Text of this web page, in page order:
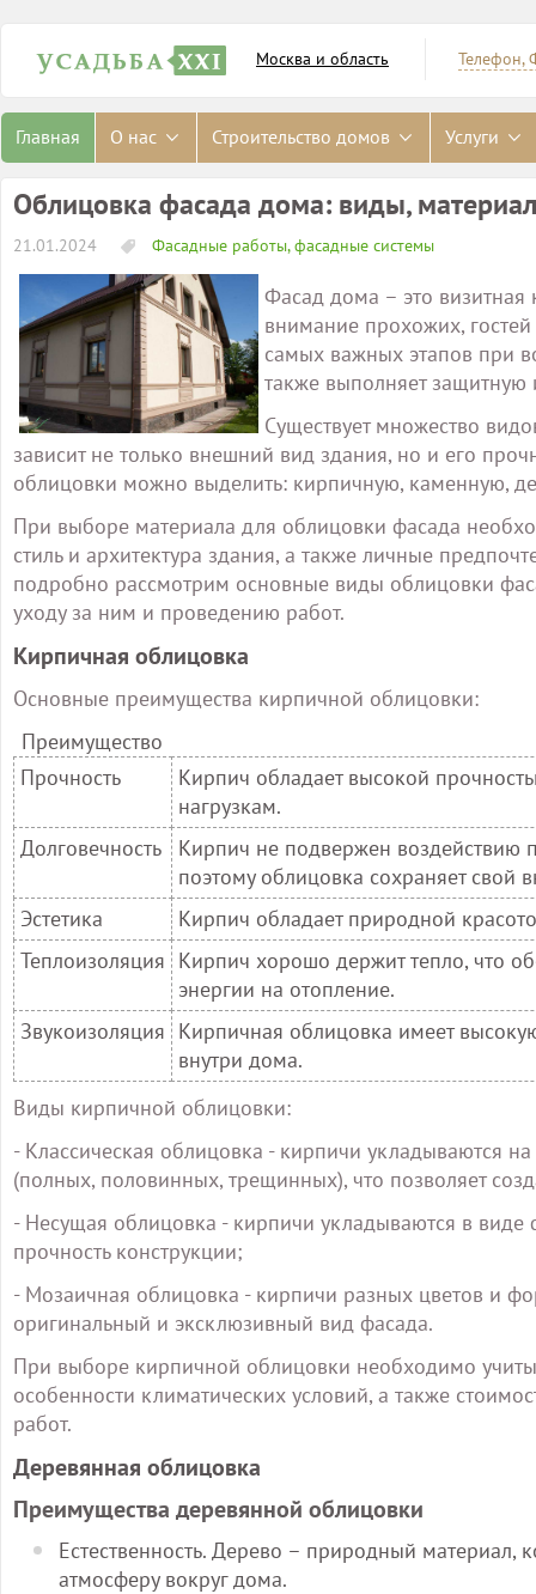
Телефон,
Москва и область
Главная О нас Строительство домов Услуги
Облицовка фасада дома: виды,
21.01.2024 Фасадные работы, фасадные системы
Фасад дома – это
внимание прохожих,
самых важных этапов при
также выполняет
Существует множество
зависит не только внешний вид здания, но и его
облицовки можно выделить: кирпичную, каменную,
При выборе материала для облицовки фасада
стиль и архитектура здания, а также личные
подробно рассмотрим основные виды облицовки
уходу за ним и проведению работ.
Кирпичная облицовка
Основные преимущества кирпичной облицовки:
Преимущество
Прочность
Кирпич обладает высокой
нагрузкам.
Долговечность
Кирпич не подвержен воздействию
поэтому облицовка сохраняет
Эстетика
Кирпич обладает природной
Теплоизоляция Кирпич хорошо держит тепло, что
энергии на отопление.
Звукоизоляция Кирпичная облицовка имеет
внутри дома.
Виды кирпичной облицовки:
- Классическая облицовка - кирпичи укладываются
(полных, половинных, трещинных), что позволяет
- Несущая облицовка - кирпичи укладываются в виде
прочность конструкции;
- Мозаичная облицовка - кирпичи разных цветов и
оригинальный и эксклюзивный вид фасада.
При выборе кирпичной облицовки необходимо
особенности климатических условий, а также
работ.
Деревянная облицовка
Преимущества деревянной облицовки
Естественность. Дерево – природный материал,
атмосферу вокруг дома.